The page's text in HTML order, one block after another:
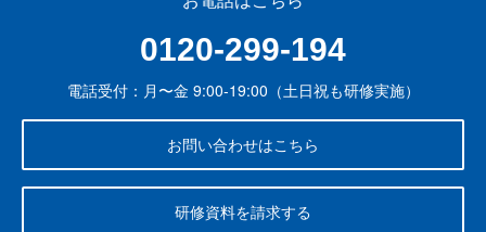
0120-299-194
電話受付：月〜金 9:00-19:00（土日祝も研修実施）
お問い合わせはこちら
研修資料を請求する